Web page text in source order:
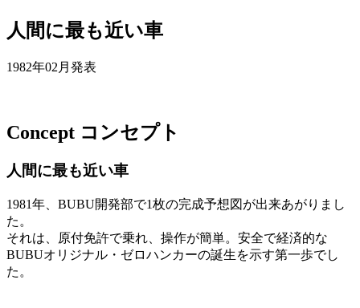
人間に最も近い車
1982年02月発表
Concept コンセプト
人間に最も近い車
1981年、BUBU開発部で1枚の完成予想図が出来あがりまし
た。
それは、原付免許で乗れ、操作が簡単。安全で経済的な
BUBUオリジナル・ゼロハンカーの誕生を示す第一歩でし
た。